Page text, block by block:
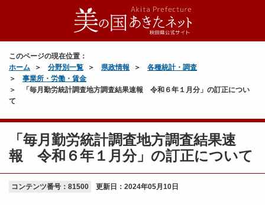
このページの現在位置：
ホーム
分野別一覧 県政情報
各種統計・調査
事業所・労働・賃金
「毎月勤労統計調査地方調査結果速報 令和６年１月分」の訂正につい
て
「毎月勤労統計調査地方調査結果速
報 令和６年１月分」の訂正について
コンテンツ番号：81500 更新日： 2024年05月10日
金、
間
用